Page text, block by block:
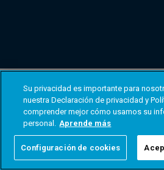
Su privacidad es importante para
nuestra Declaración de privacidad y
comprender mejor cómo usamos su
personal. Aprende más
Configuración de cookies